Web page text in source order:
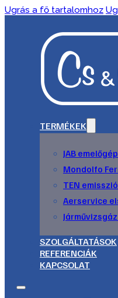
Ugrás a fő tartalomhoz
TERMÉKEK
JAB
Mondolfo
TEN
Aerservice
SZOLGÁLTATÁSOK
REFERENCIÁK
KAPCSOLAT